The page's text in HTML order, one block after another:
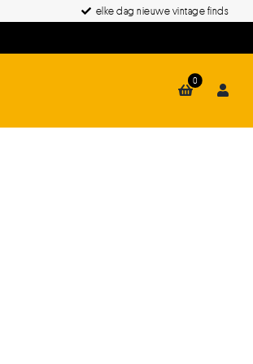
elke dag nieuwe vintage finds
0